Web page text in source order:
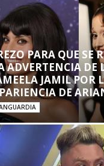
PARA QUE SE
ADVERTENCIA DE
JAMIL POR
DE